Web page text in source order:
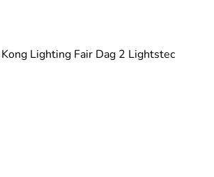
Lighting Fair Dag 2 Lightstec